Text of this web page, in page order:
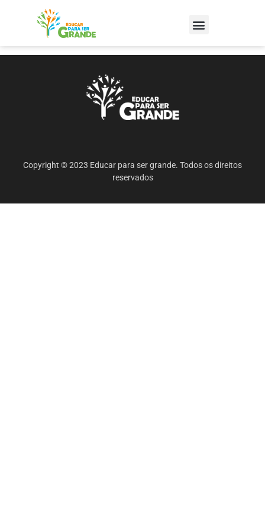
Copyright © 2023 Educar para ser grande. Todos os direitos
reservados